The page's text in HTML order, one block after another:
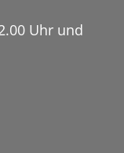
Uhr und